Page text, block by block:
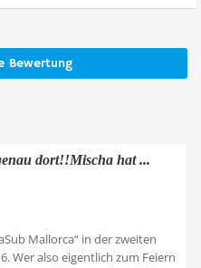
Bewertung
dort!!Mischa hat ...
Mallorca“ in der zweiten
Wer also eigentlich zum Feiern